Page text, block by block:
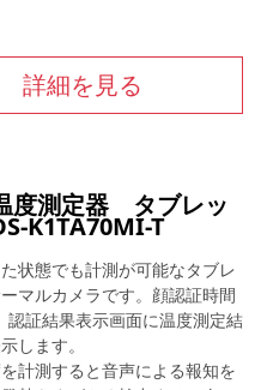
詳細を見る
度測定器 タブレッ
K1TA70MI-T
状態でも計測が可能なタブレ
マルカメラです。顔認証時間
認証結果表示画面に温度測定結
します。
計測すると音声による報知を